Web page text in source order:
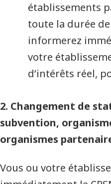
établissements
toute la durée
informerez
votre
d’intérêts réel,
2. Changement de
subvention,
organismes
Vous ou votre